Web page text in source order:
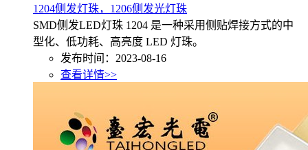
1204侧发灯珠，1206侧发光灯珠
SMD侧发LED灯珠 1204 是一种采用侧贴焊接方式的中
型化、低功耗、高亮度 LED 灯珠。
发布时间：2023-08-16
查看详情>>